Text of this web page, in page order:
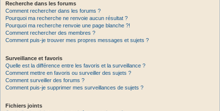
Recherche dans les forums
Comment rechercher dans les forums ?
Pourquoi ma recherche ne renvoie aucun résultat ?
Pourquoi ma recherche renvoie une page blanche ?!
Comment rechercher des membres ?
Comment puis-je trouver mes propres messages et sujets ?
Surveillance et favoris
Quelle est la différence entre les favoris et la surveillance ?
Comment mettre en favoris ou surveiller des sujets ?
Comment surveiller des forums ?
Comment puis-je supprimer mes surveillances de sujets ?
Fichiers joints